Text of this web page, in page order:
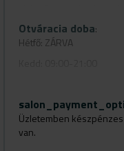
ajtón. Szeretném, ha
egy szalon, hanem egy
Gyere el hozzám, és
Nálam nem csak új
Várlak szeretettel!
Otváracia doba:
Hétfő: ZÁRVA
Csütörtök: 09:00-21:00
Péntek: 07:00-17:00
Üzletemben
van.